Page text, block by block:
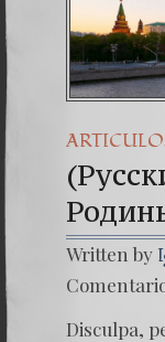
Written by
Disculpa,